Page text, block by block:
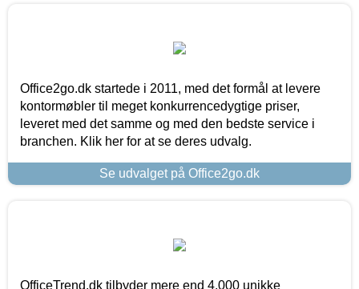
Office2go.dk startede i 2011, med det formål at levere
kontormøbler til meget konkurrencedygtige priser,
leveret med det samme og med den bedste service i
branchen. Klik her for at se deres udvalg.
Se udvalget på Office2go.dk
OfficeTrend.dk tilbyder mere end 4.000 unikke